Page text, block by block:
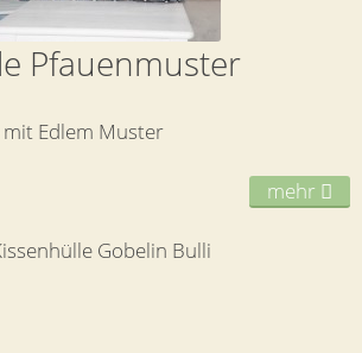
Pfauenmuster
mit Edlem Muster
mehr